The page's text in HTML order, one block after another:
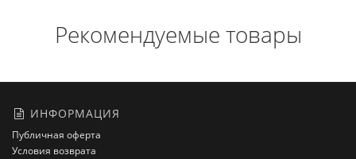
Рекомендуемые товары
ИНФОРМАЦИЯ
Публичная оферта
Условия возврата